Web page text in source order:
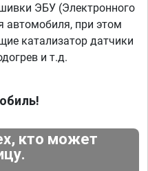
ЭБУ (Электронного
автомобиля, при этом
катализатор датчики
и т.д.
кто может